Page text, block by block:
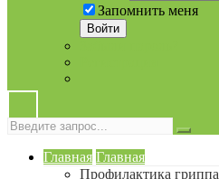
Запомнить меня
Войти
Главная Главная
Профилактика гриппа